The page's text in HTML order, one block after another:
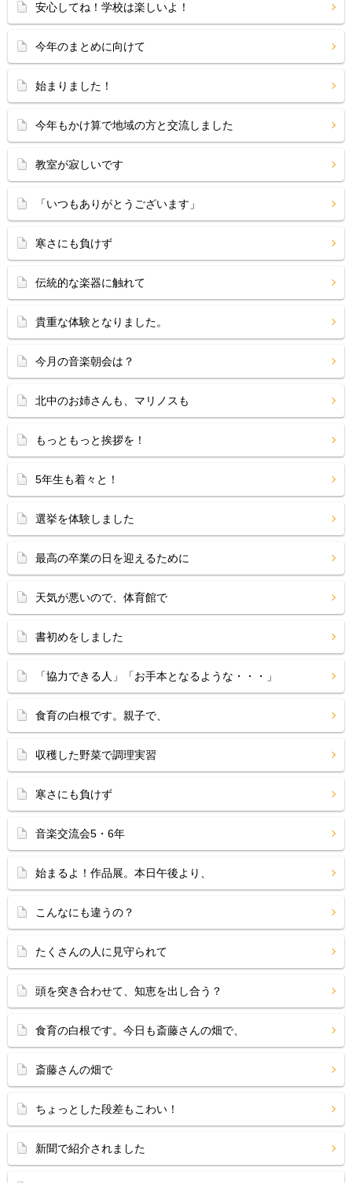
安心してね！学校は楽しいよ！
今年のまとめに向けて
始まりました！
今年もかけ算で地域の方と交流しました
教室が寂しいです
「いつもありがとうございます」
寒さにも負けず
伝統的な楽器に触れて
貴重な体験となりました。
今月の音楽朝会は？
北中のお姉さんも、マリノスも
もっともっと挨拶を！
5年生も着々と！
選挙を体験しました
最高の卒業の日を迎えるために
天気が悪いので、体育館で
書初めをしました
「協力できる人」「お手本となるような・・・」
食育の白根です。親子で、
収穫した野菜で調理実習
寒さにも負けず
音楽交流会5・6年
始まるよ！作品展。本日午後より、
こんなにも違うの？
たくさんの人に見守られて
頭を突き合わせて、知恵を出し合う？
食育の白根です。今日も斎藤さんの畑で、
斎藤さんの畑で
ちょっとした段差もこわい！
新聞で紹介されました